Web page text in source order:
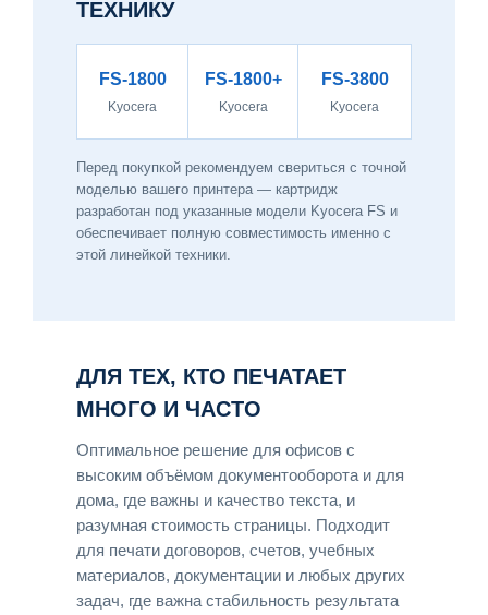
ТЕХНИКУ
FS-1800
Kyocera
FS-1800+
Kyocera
FS-3800
Kyocera
Перед покупкой рекомендуем свериться с точной
моделью вашего принтера — картридж
разработан под указанные модели Kyocera FS и
обеспечивает полную совместимость именно с
этой линейкой техники.
ДЛЯ ТЕХ, КТО ПЕЧАТАЕТ
МНОГО И ЧАСТО
Оптимальное решение для офисов с
высоким объёмом документооборота и для
дома, где важны и качество текста, и
разумная стоимость страницы. Подходит
для печати договоров, счетов, учебных
материалов, документации и любых других
задач, где важна стабильность результата